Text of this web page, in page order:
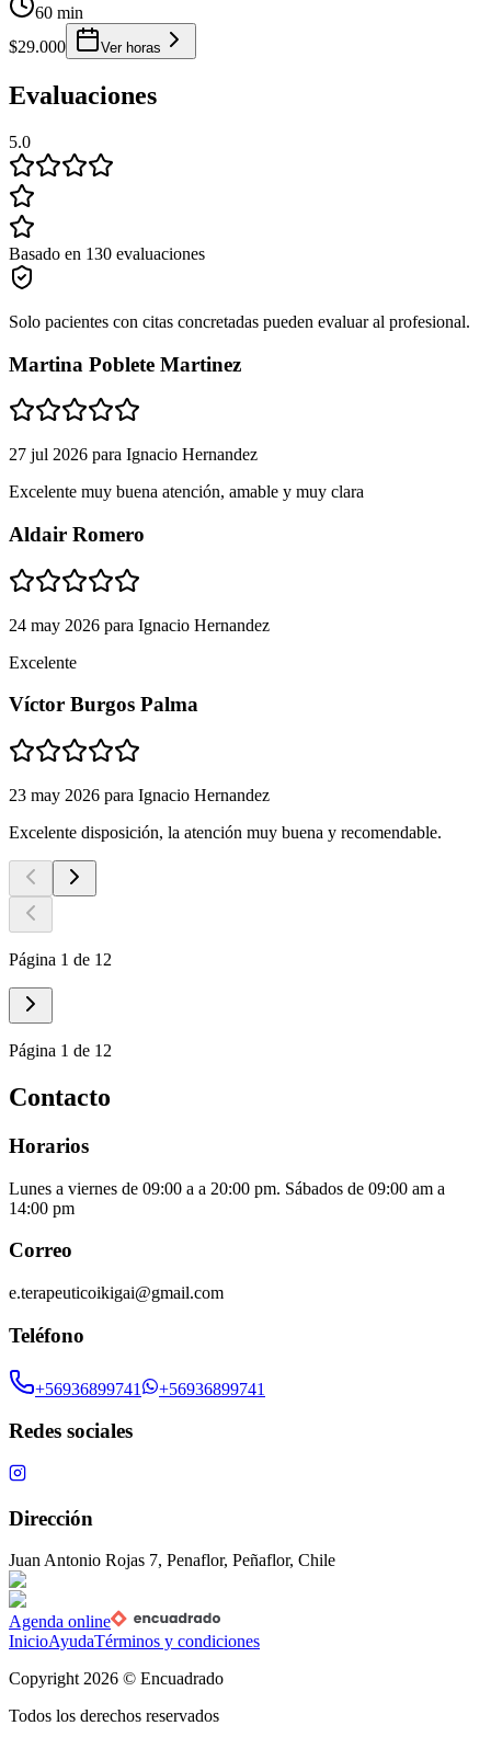
60 min
$29.000
Ver horas
Evaluaciones
5.0
Basado en 130 evaluaciones
Solo pacientes con citas concretadas pueden evaluar al profesional.
Martina Poblete Martinez
27 jul 2026 para Ignacio Hernandez
Excelente muy buena atención, amable y muy clara
Aldair Romero
24 may 2026 para Ignacio Hernandez
Excelente
Víctor Burgos Palma
23 may 2026 para Ignacio Hernandez
Excelente disposición, la atención muy buena y recomendable.
Página 1 de 12
Página 1 de 12
Contacto
Horarios
Lunes a viernes de 09:00 a a 20:00 pm. Sábados de 09:00 am a
14:00 pm
Correo
e.terapeuticoikigai@gmail.com
Teléfono
+56936899741 +56936899741
Redes sociales
Dirección
Juan Antonio Rojas 7, Penaflor, Peñaflor, Chile
Agenda online
InicioAyudaTérminos y condiciones
Copyright 2026 © Encuadrado
Todos los derechos reservados